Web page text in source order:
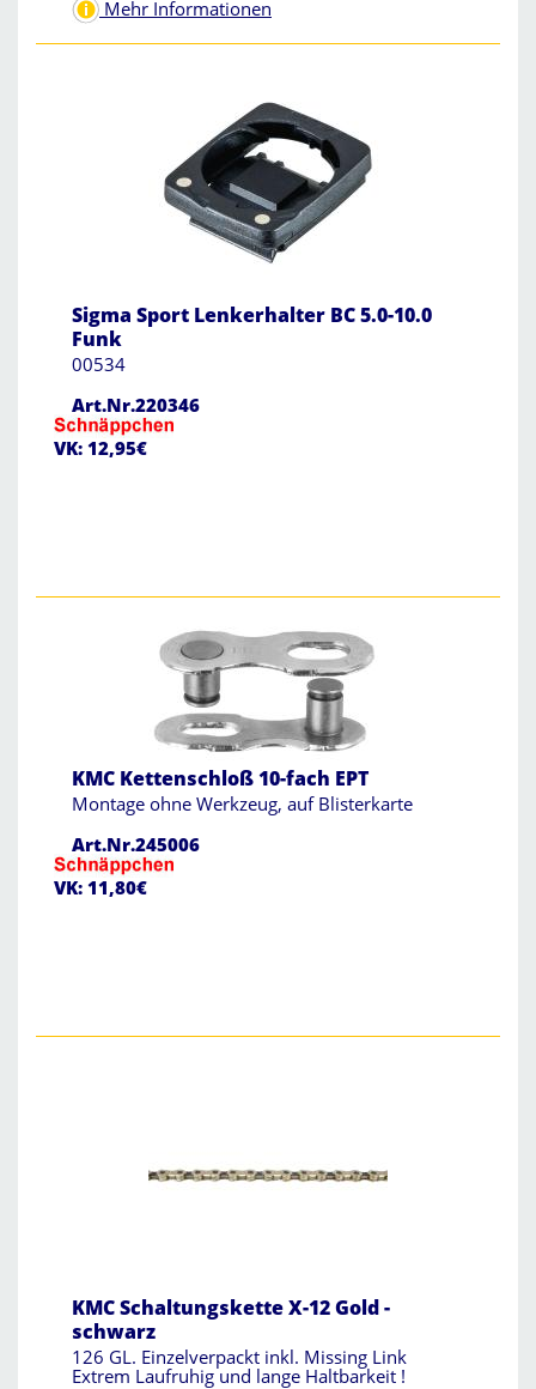
Mehr Informationen
Sigma Sport Lenkerhalter BC 5.0-10.0
Funk
00534
Art.Nr.220346
VK: 12,95€
KMC Kettenschloß 10-fach EPT
Montage ohne Werkzeug, auf Blisterkarte
Art.Nr.245006
VK: 11,80€
KMC Schaltungskette X-12 Gold -
schwarz
126 GL. Einzelverpackt inkl. Missing Link
Extrem Laufruhig und lange Haltbarkeit !